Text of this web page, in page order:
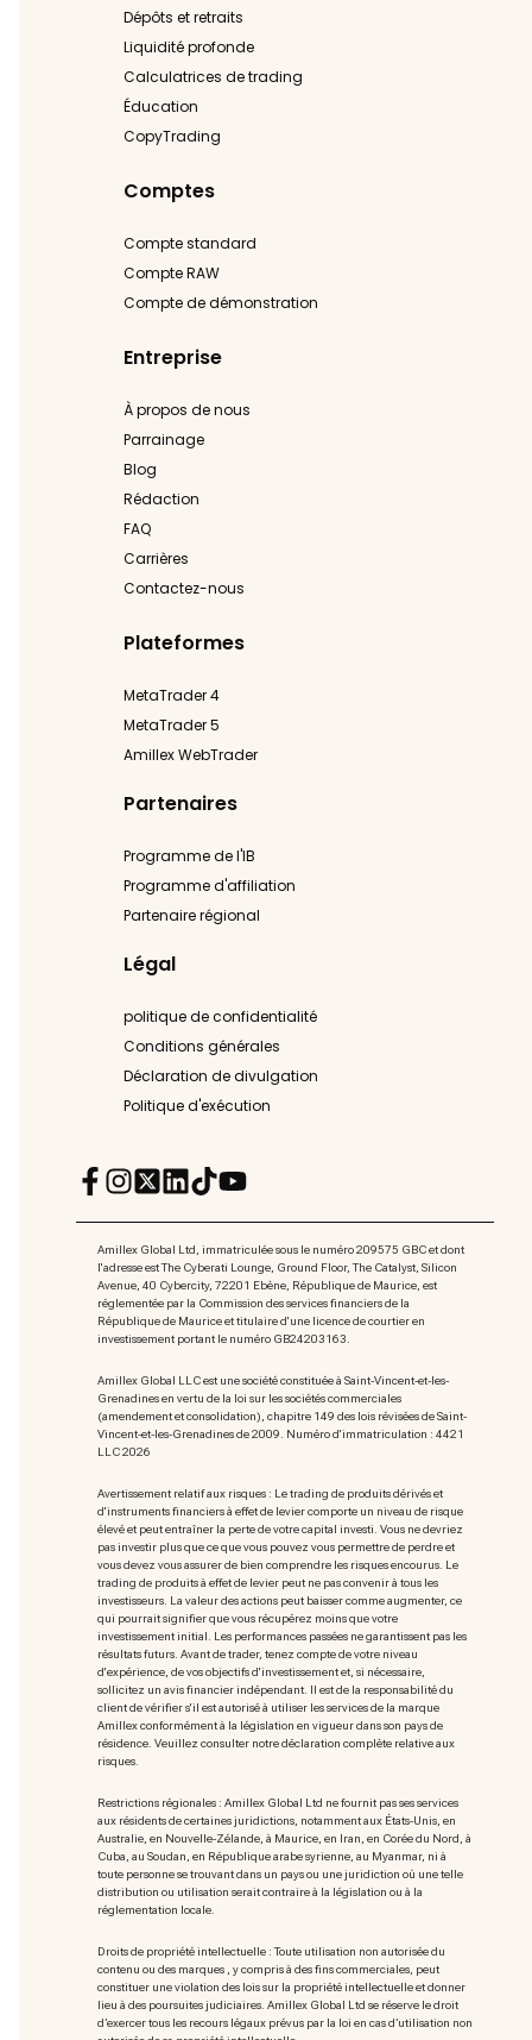
Dépôts et retraits
Liquidité profonde
Calculatrices de trading
Éducation
CopyTrading
Comptes
Compte standard
Compte RAW
Compte de démonstration
Entreprise
À propos de nous
Parrainage
Blog
Rédaction
FAQ
Carrières
Contactez-nous
Plateformes
MetaTrader 4
MetaTrader 5
Amillex WebTrader
Partenaires
Programme de l'IB
Programme d'affiliation
Partenaire régional
Légal
politique de confidentialité
Conditions générales
Déclaration de divulgation
Politique d'exécution
Amillex Global Ltd, immatriculée sous le numéro 209575 GBC et dont
l'adresse est The Cyberati Lounge, Ground Floor, The Catalyst, Silicon
Avenue, 40 Cybercity, 72201 Ebène, République de Maurice, est
réglementée par la Commission des services financiers de la
République de Maurice et titulaire d'une licence de courtier en
investissement portant le numéro GB24203163.
Amillex Global LLC est une société constituée à Saint-Vincent-et-les-
Grenadines en vertu de la loi sur les sociétés commerciales
(amendement et consolidation), chapitre 149 des lois révisées de Saint-
Vincent-et-les-Grenadines de 2009. Numéro d'immatriculation : 4421
LLC 2026
Avertissement relatif aux risques : Le trading de produits dérivés et
d'instruments financiers à effet de levier comporte un niveau de risque
élevé et peut entraîner la perte de votre capital investi. Vous ne devriez
pas investir plus que ce que vous pouvez vous permettre de perdre et
vous devez vous assurer de bien comprendre les risques encourus. Le
trading de produits à effet de levier peut ne pas convenir à tous les
investisseurs. La valeur des actions peut baisser comme augmenter, ce
qui pourrait signifier que vous récupérez moins que votre
investissement initial. Les performances passées ne garantissent pas les
résultats futurs. Avant de trader, tenez compte de votre niveau
d'expérience, de vos objectifs d'investissement et, si nécessaire,
sollicitez un avis financier indépendant. Il est de la responsabilité du
client de vérifier s'il est autorisé à utiliser les services de la marque
Amillex conformément à la législation en vigueur dans son pays de
résidence. Veuillez consulter notre déclaration complète relative aux
risques.
Restrictions régionales : Amillex Global Ltd ne fournit pas ses services
aux résidents de certaines juridictions, notamment aux États-Unis, en
Australie, en Nouvelle-Zélande, à Maurice, en Iran, en Corée du Nord, à
Cuba, au Soudan, en République arabe syrienne, au Myanmar, ni à
toute personne se trouvant dans un pays ou une juridiction où une telle
distribution ou utilisation serait contraire à la législation ou à la
réglementation locale.
Droits de propriété intellectuelle : Toute utilisation non autorisée du
contenu ou des marques, y compris à des fins commerciales, peut
constituer une violation des lois sur la propriété intellectuelle et donner
lieu à des poursuites judiciaires. Amillex Global Ltd se réserve le droit
d’exercer tous les recours légaux prévus par la loi en cas d’utilisation non